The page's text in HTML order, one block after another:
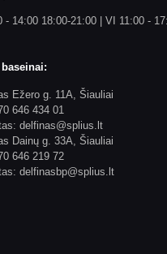
- 14:00 18:00-21:00 | VI 11:00 -
Ežero g. 11A, Šiauliai
646 434 01
delfinas@splius.lt
Dainų g. 33A, Šiauliai
646 219 72
delfinasbp@splius.lt